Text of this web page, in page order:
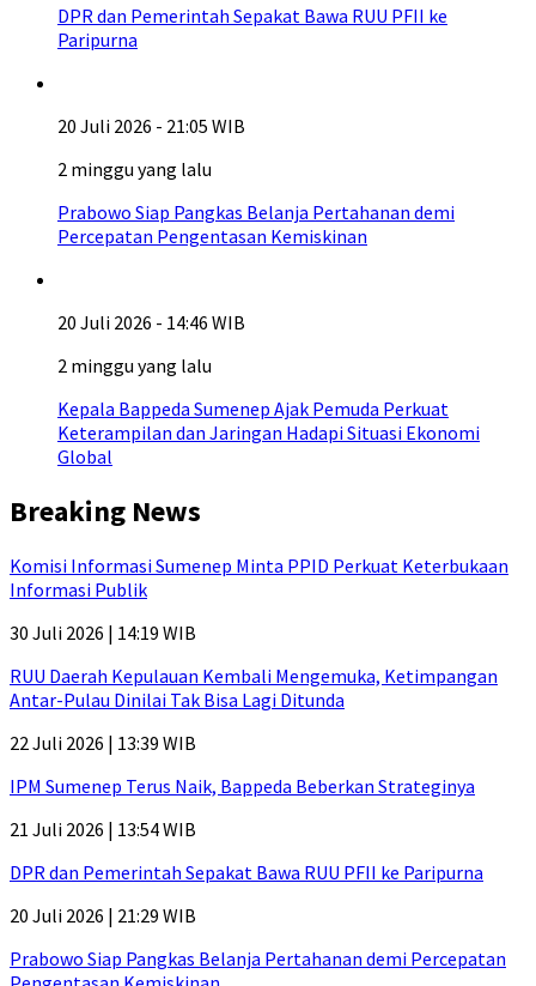
DPR dan Pemerintah Sepakat Bawa RUU PFII ke
Paripurna
20 Juli 2026 - 21:05 WIB
2 minggu yang lalu
Prabowo Siap Pangkas Belanja Pertahanan demi
Percepatan Pengentasan Kemiskinan
20 Juli 2026 - 14:46 WIB
2 minggu yang lalu
Kepala Bappeda Sumenep Ajak Pemuda Perkuat
Keterampilan dan Jaringan Hadapi Situasi Ekonomi
Global
Breaking News
Komisi Informasi Sumenep Minta PPID Perkuat Keterbukaan
Informasi Publik
30 Juli 2026 | 14:19 WIB
RUU Daerah Kepulauan Kembali Mengemuka, Ketimpangan
Antar-Pulau Dinilai Tak Bisa Lagi Ditunda
22 Juli 2026 | 13:39 WIB
IPM Sumenep Terus Naik, Bappeda Beberkan Strateginya
21 Juli 2026 | 13:54 WIB
DPR dan Pemerintah Sepakat Bawa RUU PFII ke Paripurna
20 Juli 2026 | 21:29 WIB
Prabowo Siap Pangkas Belanja Pertahanan demi Percepatan